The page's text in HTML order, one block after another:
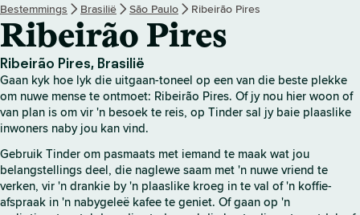
r
t
u
i
s
b
l
d
Bestemmings Brasilië São Paulo Ribeirão Pires
Ribeirão Pires
Ribeirão Pires, Brasilië
Gaan kyk hoe lyk die uitgaan-toneel op een van die beste plekke
om nuwe mense te ontmoet: Ribeirão Pires. Of jy nou hier woon of
van plan is om vir 'n besoek te reis, op Tinder sal jy baie plaaslike
inwoners naby jou kan vind.
Gebruik Tinder om pasmaats met iemand te maak wat jou
belangstellings deel, die naglewe saam met 'n nuwe vriend te
verken, vir 'n drankie by 'n plaaslike kroeg in te val of 'n koffie-
afspraak in 'n nabygeleë kafee te geniet. Of gaan op 'n